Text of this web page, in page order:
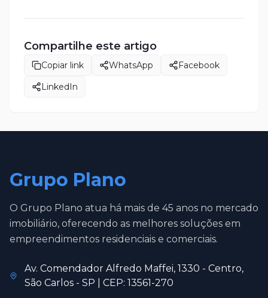
Compartilhe este artigo
Copiar link WhatsApp
Facebook
LinkedIn
Grupo Plano
O Grupo Plano atua há mais de 45 anos no mercado
imobiliário, oferecendo as melhores soluções em
empreendimentos residenciais e comerciais.
Av. Comendador Alfredo Maffei, 1330 - Centro,
São Carlos - SP | CEP: 13561-270